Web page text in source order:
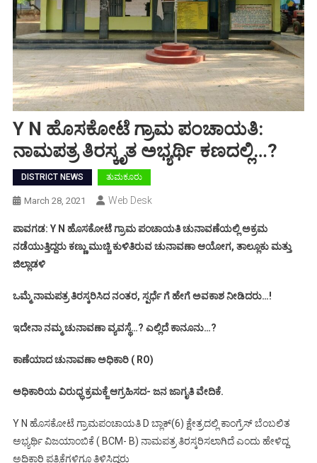
Y N ಹೊಸಕೋಟೆ ಗ್ರಾಮ ಪಂಚಾಯತಿ:
ನಾಮಪತ್ರ ತಿರಸ್ಕೃತ ಅಭ್ಯರ್ಥಿ ಕಣದಲ್ಲಿ…?
DISTRICT NEWS ತುಮಕೂರು
March 28, 2021 Web Desk
ಪಾವಗಡ: Y N ಹೊಸಕೋಟೆ ಗ್ರಾಮ ಪಂಚಾಯತಿ ಚುನಾವಣೆಯಲ್ಲಿ ಅಕ್ರಮ
ನಡೆಯುತ್ತಿದ್ದರು ಕಣ್ಣು ಮುಚ್ಚಿ ಕುಳಿತಿರುವ ಚುನಾವಣಾ ಆಯೋಗ, ತಾಲ್ಲೂಕು ಮತ್ತು
ಜಿಲ್ಲಾಡಳಿ
ಒಮ್ಮೆ ನಾಮಪತ್ರ ತಿರಸ್ಕರಿಸಿದ ನಂತರ, ಸ್ಪರ್ಧೆ ಗೆ ಹೇಗೆ ಅವಕಾಶ ನೀಡಿದರು…!
ಇದೇನಾ ನಮ್ಮ ಚುನಾವಣಾ ವ್ಯವಸ್ಥೆ…? ಎಲ್ಲಿದೆ ಕಾನೂನು…?
ಕಾಣೆಯಾದ ಚುನಾವಣಾ ಅಧಿಕಾರಿ ( RO)
ಅಧಿಕಾರಿಯ ವಿರುಧ್ಧ ಕ್ರಮಕ್ಜೆ ಆಗ್ರಹಿಸದ- ಜನ ಜಾಗೃತಿ ವೇದಿಕೆ.
Y N ಹೊಸಕೋಟೆ ಗ್ರಾಮಪಂಚಾಯತಿ D ಬ್ಲಾಕ್(6) ಕ್ಷೇತ್ರದಲ್ಲಿ ಕಾಂಗ್ರೆಸ್ ಬೆಂಬಲಿತ
ಅಭ್ಯರ್ಥಿ ವಿಜಯಾಂಬಿಕೆ ( BCM- B) ನಾಮಪತ್ರ ತಿರಸ್ಕರಿಸಲಾಗಿದೆ ಎಂದು ಹೇಳಿದ್ದ
ಅಧಿಕಾರಿ ಪತ್ರಿಕೆಗಳಿಗೂ ತಿಳಿಸಿದ್ದರು